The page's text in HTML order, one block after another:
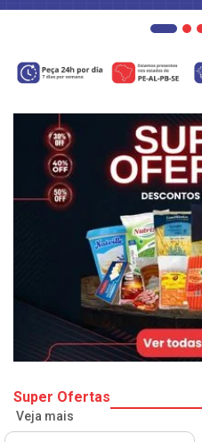
Super Ofertas
Veja mais